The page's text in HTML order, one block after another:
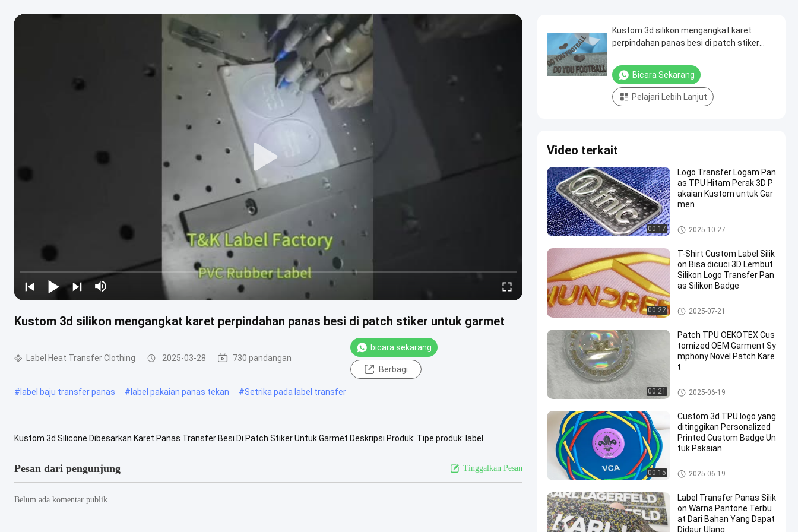
Kustom 3d silikon mengangkat karet perpindahan panas besi di patch stiker untuk garmet
Label Heat Transfer Clothing 2025-03-28 730 pandangan
bicara sekarang
Berbagi
#label baju transfer panas #label pakaian panas tekan #Setrika pada label transfer
Kustom 3d Silicone Dibesarkan Karet Panas Transfer Besi Di Patch Stiker Untuk Garmet Deskripsi Produk: Tipe produk: label
Pesan dari pengunjung Tinggalkan Pesan
Belum ada komentar publik
Kustom 3d silikon mengangkat karet
perpindahan panas besi di patch stiker
Bicara Sekarang
Pelajari Lebih Lanjut
Video terkait
00:17
Logo Transfer Logam Pan
as TPU Hitam Perak 3D P
akaian Kustom untuk Gar
men
Lencana TPU Frekuensi Tingg
i 3D
2025-10-27
00:22
T-Shirt Custom Label Silik
on Bisa dicuci 3D Lembut
Silikon Logo Transfer Pan
as Silikon Badge
Label Heat Transfer Clothing
2025-07-21
00:21
Patch TPU OEKOTEX Cus
tomized OEM Garment Sy
mphony Novel Patch Kare
t
Lencana TPU Frekuensi Tingg
i 3D
2025-06-19
00:15
Custom 3d TPU logo yang
ditinggikan Personalized
Printed Custom Badge Un
tuk Pakaian
Lencana TPU Frekuensi Tingg
i 3D
2025-06-19
Label Transfer Panas Silik
on Warna Pantone Terbu
at Dari Bahan Yang Dapat
Didaur Ulang